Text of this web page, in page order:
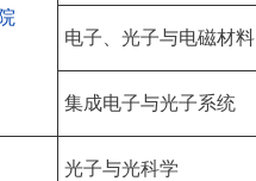
电子、光子与电磁材料
集成电子与光子系统
光子与光科学